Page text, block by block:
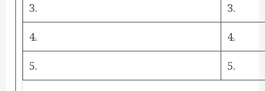
3. 3.
4. 4.
5. 5.